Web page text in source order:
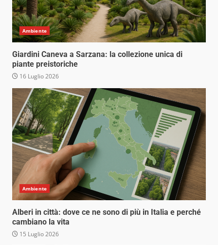
Ambiente
Giardini Caneva a Sarzana: la collezione unica di
piante preistoriche
16 Luglio 2026
Ambiente
Alberi in città: dove ce ne sono di più in Italia e perché
cambiano la vita
15 Luglio 2026